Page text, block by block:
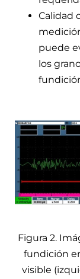
Calidad
puede
los
Figura 2.
fundición
visible